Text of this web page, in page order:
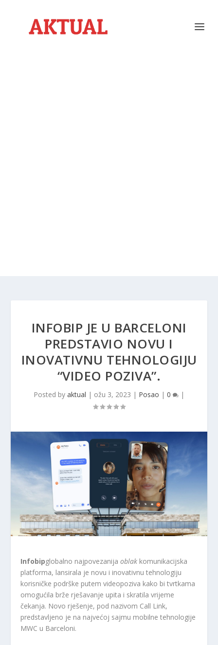
INFOBIP JE U BARCELONI
PREDSTAVIO NOVU I
INOVATIVNU TEHNOLOGIJU
“VIDEO POZIVA”.
Posted by aktual | ožu 3, 2023 | Posao | 0 |
Infobipglobalno najpovezanijaoblak komunikacijska
platforma, lansirala je novu i inovativnu tehnologiju
korisničke podrške putem videopoziva kako bi tvrtkama
omogućila brže rješavanje upita i skratila vrijeme
čekanja. Novo rješenje, pod nazivom Call Link,
predstavljeno je na najvećoj sajmu mobilne tehnologije
MWC u Barceloni.